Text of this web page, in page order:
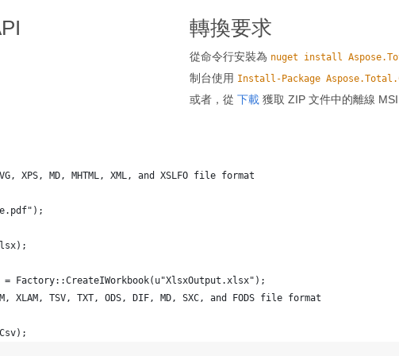
轉換要求
從命令行安裝為 nuget install
制台使用 Install-Package
或者，從 下載 獲取 ZIP 文件中的離線 MSI
XPS, MD, MHTML, XML, and XSLFO file format
Factory::CreateIWorkbook(u"XlsxOutput.xlsx");
XLAM, TSV, TXT, ODS, DIF, MD, SXC, and FODS file format